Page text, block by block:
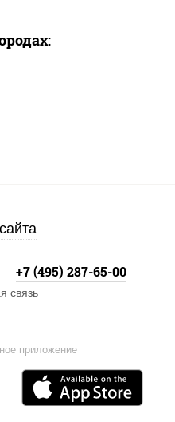
приложение
+7 (495) 287-65-00
связь